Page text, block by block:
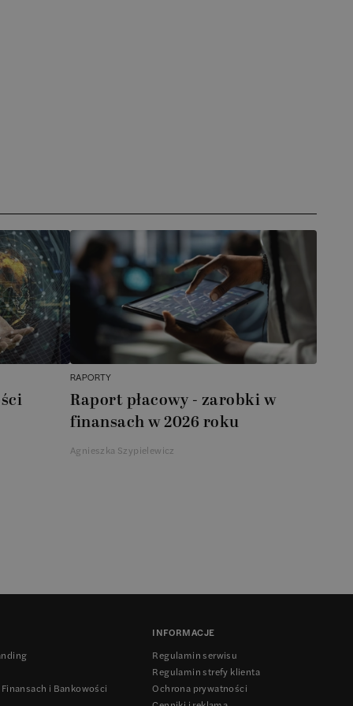
RAPORTY
Raport płacowy - zarobki w
finansach w 2026 roku
Agnieszka Szypielewicz
i Bankowości
INFORMACJE
Regulamin serwisu
Regulamin strefy klienta
Ochrona prywatności